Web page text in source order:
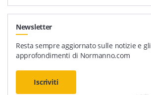
Newsletter
Resta sempre aggiornato sulle notizie e gli
approfondimenti di Normanno.com
Iscriviti